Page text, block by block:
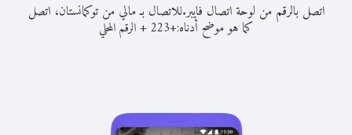
اتصل بالرقم من لوحة اتصال فايبر.للاتصال بـ مالي من توكمانستان، اتصل
كما هو موضح أدناه:+
223
+الرقم المحلي